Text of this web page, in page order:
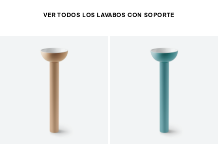
VER TODOS LOS LAVABOS CON SOPORTE